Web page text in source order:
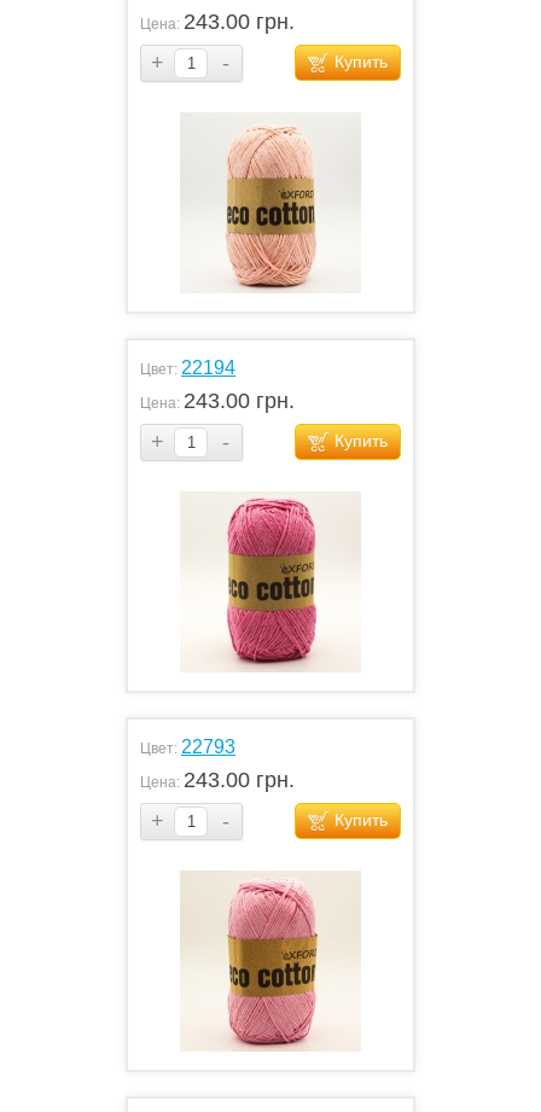
Цена: 243.00 грн.
+
- Купить
Цвет: 22194
Цена: 243.00 грн.
+
- Купить
Цвет: 22793
Цена: 243.00 грн.
+
- Купить